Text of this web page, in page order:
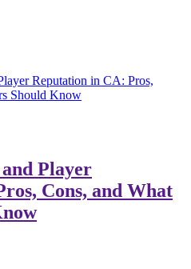
Reputation in CA: Pros,
Should Know
Player
Cons, and What